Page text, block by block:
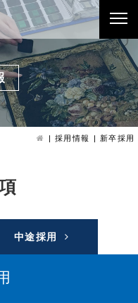
採用情報 新卒採用
中途採用